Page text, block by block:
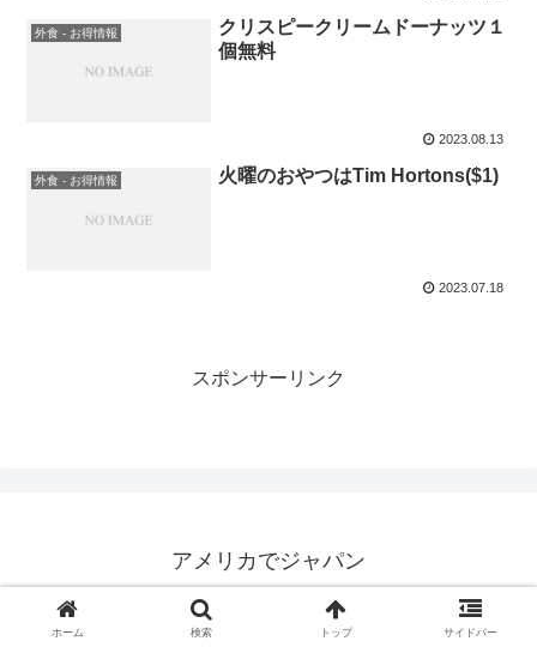
外食 - お得情報
クリスピークリームドーナッツ１
個無料
2023.08.13
外食 - お得情報 火曜のおやつはTim Hortons($1)
2023.07.18
スポンサーリンク
アメリカでジャパン
© 2023 アメリカでジャパン.
ホーム 検索 トップ サイドバー